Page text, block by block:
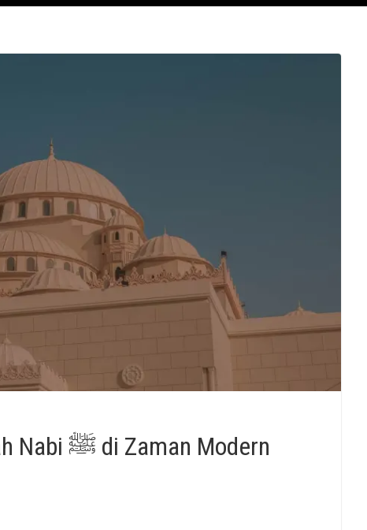
Urgensi Mengikuti Sunnah Nabi ﷺ di Zaman Modern